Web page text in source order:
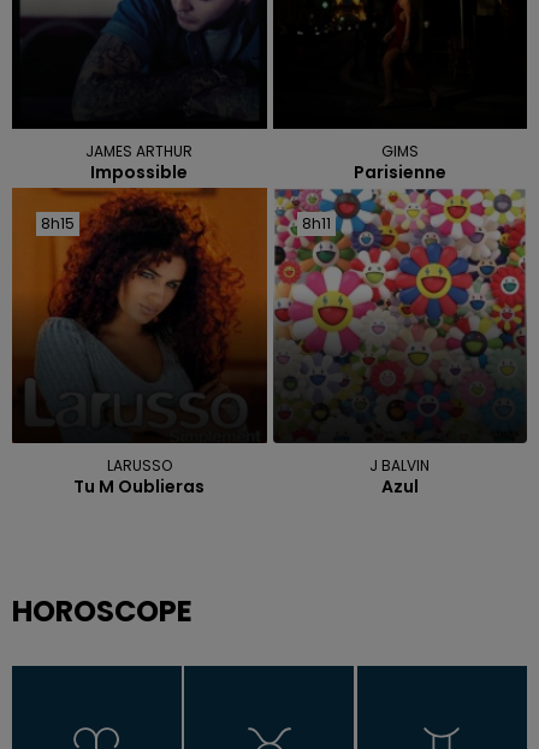
JAMES ARTHUR
Impossible
GIMS
Parisienne
8h15
8h15
LARUSSO
Tu M Oublieras
8h11
8h11
J BALVIN
Azul
HOROSCOPE